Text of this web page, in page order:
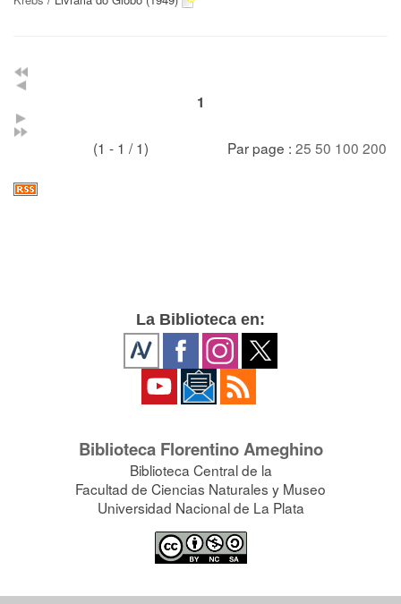
1
(1 - 1 / 1) Par page : 25 50 100 200
La Biblioteca en:
Biblioteca Florentino Ameghino
Biblioteca Central de la
Facultad de Ciencias Naturales y Museo
Universidad Nacional de La Plata